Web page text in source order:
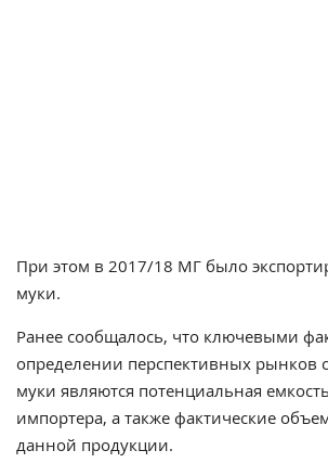
При этом в 2017/18 МГ было
муки.
Ранее сообщалось, что ключевыми
определении перспективных рынков
муки являются потенциальная
импортера, а также фактические
данной продукции.